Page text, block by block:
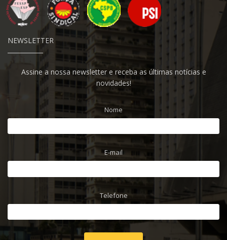
NEWSLETTER
Assine a nossa newsletter e receba as últimas notícias e
novidades!
Nome
E-mail
Telefone